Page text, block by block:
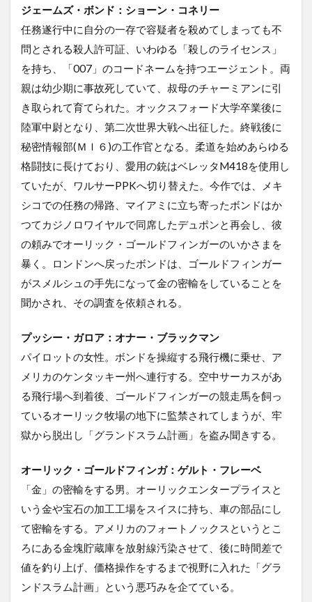
ジェームズ・ボンド：ショーン・コネリー
任務遂行中に自分の一存で容疑者を殺めてしまっても不
問とされる殺人許可証、いわゆる「殺しのライセンス」
を持ち、「007」のコードネームを持つエージェント。両
親は幼少期に事故死していて、叔母のチャーミアンに引
き取られて育てられた。オックスフォード大学卒業後に
陸軍中尉となり、第二次世界大戦へ出征した。終戦後に
秘密情報部(ＭＩ６)の工作官となる。柔道を始めあらゆる
格闘技に長けており、愛用の銃はベレッタM418を使用し
ていたが、ワルサーPPKへ切り替えた。今作では、メキ
シコでの任務の帰路、マイアミに立ち寄ったボンドはか
つてカジノロワイヤルで同席したデュポンと再会し、彼
の頼みでオーリック・ゴールドフィンガーのいかさまを
暴く。ロンドンへ戻ったボンドは、ゴールドフィンガー
がスメルシュの手先になって金の密輸をしていることを
聞かされ、その調査を依頼される。
プッシー・ガロア：オナー・ブラックマン
パイロットの女性。ボンドを操縦する飛行機に乗せ、ア
メリカのケンタッキー州へ連行する。空中サーカスがあ
る飛行場へ到着後、ゴールドフィンガーの競走馬を飼っ
ているオーリック牧場の地下に監禁されてしまうが、牢
獄から脱出し「グランドスラム計画」を盗み聞きする。
オーリック・ゴールドフィンガ：ゲルト・フレーベ
「金」の密輸をする男。オーリックエンタープライスと
いう金や宝石の加工工場をスイスに持ち、車の部品にし
て密輸をする。アメリカのフォートノックスというとこ
ろにある金塊貯蔵庫を放射線汚染させて、後に時間差で
値を釣り上げ、価格操作をするまで視野に入れた「グラ
ンドスラム計画」という悪巧みを企てている。